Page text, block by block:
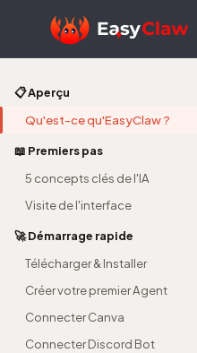
📋 Aperçu
Qu'est-ce qu'EasyClaw ?
📖 Premiers pas
5 concepts clés de l'IA
Visite de l'interface
🚀 Démarrage rapide
Télécharger & Installer
Créer votre premier Agent
Connecter Canva
Connecter Discord Bot